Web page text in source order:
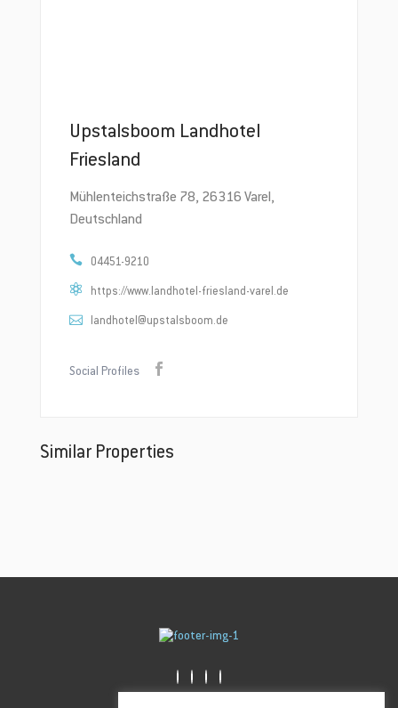
Upstalsboom Landhotel
Friesland
Mühlenteichstraße 78, 26316 Varel,
Deutschland
04451-9210
https://www.landhotel-friesland-varel.de
landhotel@upstalsboom.de
Social Profiles
Similar Properties